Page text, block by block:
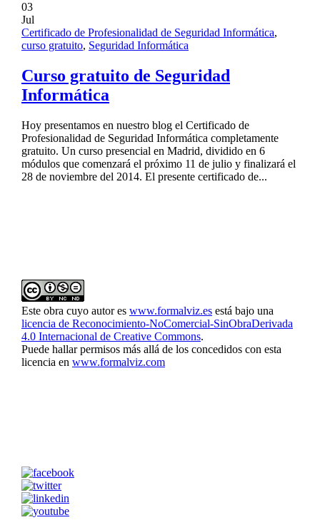
03
Jul
Certificado de Profesionalidad de Seguridad Informática,
curso gratuito, Seguridad Informática
Curso gratuito de Seguridad
Informática
Hoy presentamos en nuestro blog el Certificado de
Profesionalidad de Seguridad Informática completamente
gratuito. Un curso presencial en Madrid, dividido en 6
módulos que comenzará el próximo 11 de julio y finalizará el
28 de noviembre del 2014. El presente certificado de...
Este obra cuyo autor es www.formalviz.es está bajo una
licencia de Reconocimiento-NoComercial-SinObraDerivada
4.0 Internacional de Creative Commons.
Puede hallar permisos más allá de los concedidos con esta
licencia en www.formalviz.com